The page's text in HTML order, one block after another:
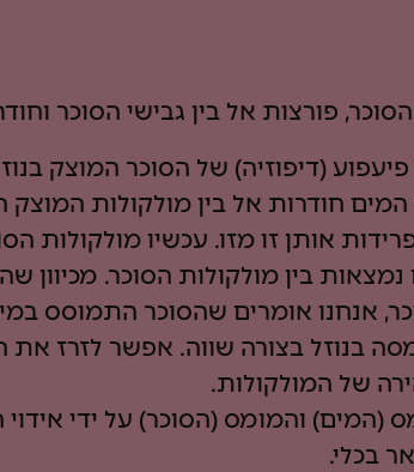
פורצות אל בין גבישי הסוכר
(דיפוזיה) של הסוכר המוצק
חודרות אל בין מולקולות המוצק
אותן זו מזו. עכשיו מולקולות
בין מולקולות הסוכר. מכיוון
אנחנו אומרים שהסוכר התמוסס
בנוזל בצורה שווה. אפשר לזרז את
של המולקולות.
(המים) והמומס (הסוכר) על ידי
בכלי.